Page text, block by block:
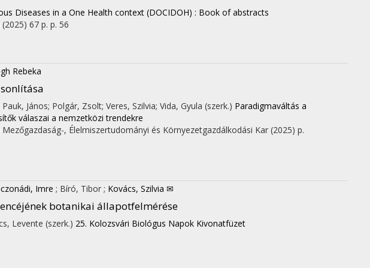
Diseases in a One Health context (DOCIDOH) : Book of abstracts
(2025) 67 p. p. 56
Rebeka
János; Polgár, Zsolt; Veres, Szilvia; Vida, Gyula (szerk.) Paradigmaváltás a
válaszai a nemzetközi trendekre
, Élelmiszertudományi és Környezetgazdálkodási Kar (2025) p.
Imre ; Bíró, Tibor ; Kovács, Szilvia ✉
botanikai állapotfelmérése
Levente (szerk.) 25. Kolozsvári Biológus Napok Kivonatfüzet